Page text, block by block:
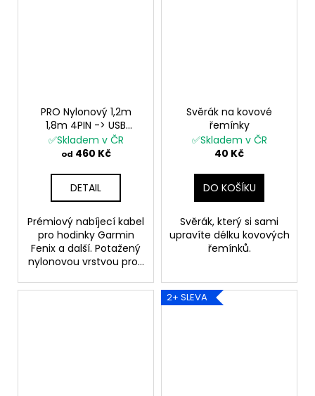
PRO Nylonový 1,2m
1,8m 4PIN -> USB
nabíječka dlouhý
nabíjecí USB kabel pro
pro Garmin Fenix Epix 2
PRO
✅Skladem v ČR
od 460 Kč
DETAIL
Prémiový nabíjecí kabel
pro hodinky Garmin
Fenix a další. Potažený
nylonovou vrstvou pro...
Svěrák na kovové
řemínky
✅Skladem v ČR
40 Kč
DO KOŠÍKU
Svěrák, který si sami
upravíte délku kovových
řemínků.
2+ SLEVA